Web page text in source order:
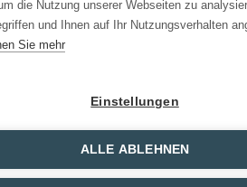
die Nutzung unserer Webseiten zu
und Ihnen auf Ihr Nutzungsverhalten
Sie mehr
Einstellungen
ALLE ABLEHNEN